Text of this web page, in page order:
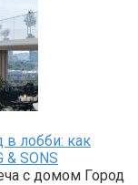
лобби: как
SONS
с домом Город